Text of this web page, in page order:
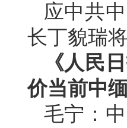
应中共
长丁貌瑞
《人民
价当前中
毛宁：